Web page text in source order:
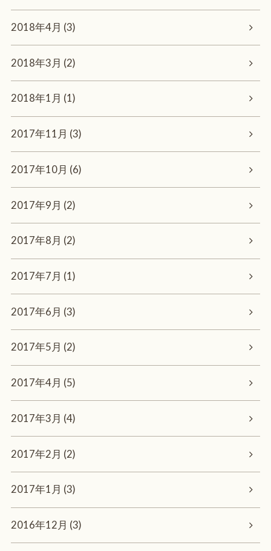
2018年4月 (3)
2018年3月 (2)
2018年1月 (1)
2017年11月 (3)
2017年10月 (6)
2017年9月 (2)
2017年8月 (2)
2017年7月 (1)
2017年6月 (3)
2017年5月 (2)
2017年4月 (5)
2017年3月 (4)
2017年2月 (2)
2017年1月 (3)
2016年12月 (3)